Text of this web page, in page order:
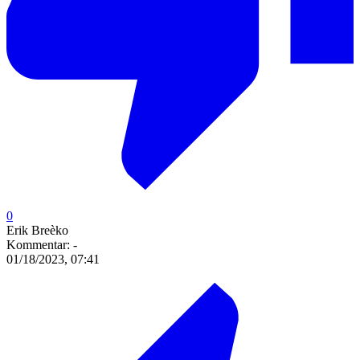
0
Erik Breèko
Kommentar: -
01/18/2023, 07:41